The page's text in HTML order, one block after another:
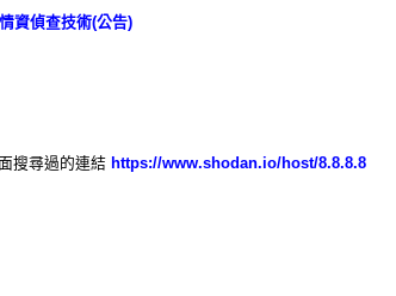
資偵查技術(公告)
搜尋過的連結 https://www.shodan.io/host/8.8.8.8